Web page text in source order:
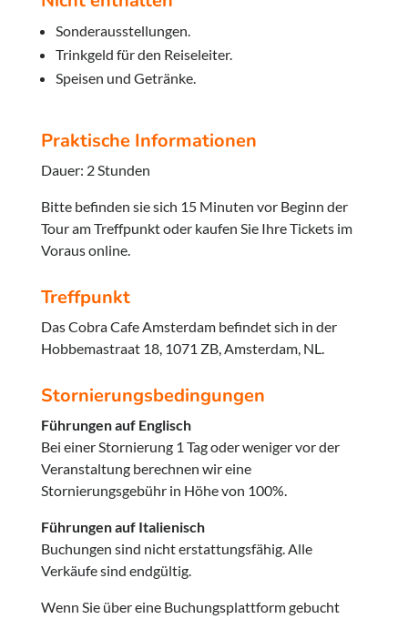
Sonderausstellungen.
Trinkgeld für den Reiseleiter.
Speisen und Getränke.
Praktische Informationen
Dauer: 2 Stunden
Bitte befinden sie sich 15 Minuten vor Beginn der
Tour am Treffpunkt oder kaufen Sie Ihre Tickets im
Voraus online.
Treffpunkt
Das Cobra Cafe Amsterdam befindet sich in der
Hobbemastraat 18, 1071 ZB, Amsterdam, NL.
Stornierungsbedingungen
Führungen auf Englisch
Bei einer Stornierung 1 Tag oder weniger vor der
Veranstaltung berechnen wir eine
Stornierungsgebühr in Höhe von 100%.
Führungen auf Italienisch
Buchungen sind nicht erstattungsfähig. Alle
Verkäufe sind endgültig.
Wenn Sie über eine Buchungsplattform gebucht